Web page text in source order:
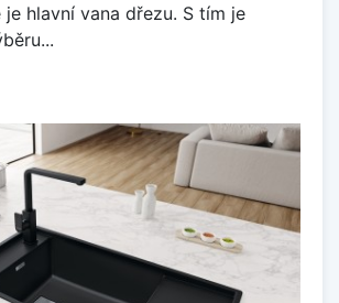
je hlavní vana dřezu. S tím je